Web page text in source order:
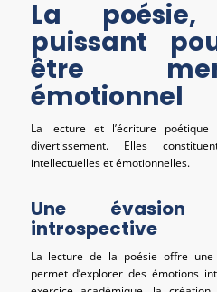
La
puissant
être
émotionnel
La lecture et l’écriture
divertissement. Elles
intellectuelles et émotionnelles.
Une
introspective
La lecture de la poésie offre
permet d’explorer des émotions